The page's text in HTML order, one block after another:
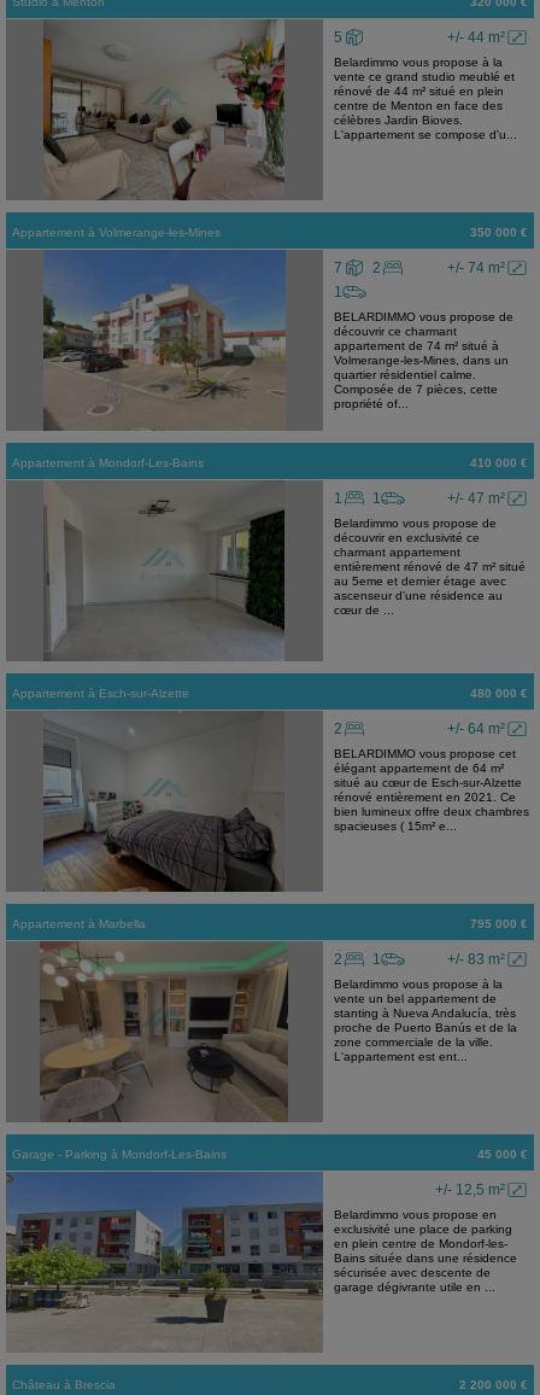
+/- 44 m²
5
Belardimmo vous propose à la
vente ce grand studio meublé et
rénové de 44 m² situé en plein
centre de Menton en face des
célèbres Jardin Bioves.
L'appartement se compose d'u...
Appartement à Volmerange-les-Mines 350 000 €
+/- 74 m²
7
2
1
BELARDIMMO vous propose de
découvrir ce charmant
appartement de 74 m² situé à
Volmerange-les-Mines, dans un
quartier résidentiel calme.
Composée de 7 pièces, cette
propriété of...
Appartement à Mondorf-Les-Bains 410 000 €
+/- 47 m²
1 1
Belardimmo vous propose de
découvrir en exclusivité ce
charmant appartement
entièrement rénové de 47 m² situé
au 5eme et dernier étage avec
ascenseur d'une résidence au
cœur de ...
Appartement à Esch-sur-Alzette 480 000 €
+/- 64 m²
2
BELARDIMMO vous propose cet
élégant appartement de 64 m²
situé au cœur de Esch-sur-Alzette
rénové entièrement en 2021. Ce
bien lumineux offre deux chambres
spacieuses ( 15m² e...
Appartement à Marbella 795 000 €
+/- 83 m²
2 1
Belardimmo vous propose à la
vente un bel appartement de
stanting à Nueva Andalucía, très
proche de Puerto Banús et de la
zone commerciale de la ville.
L'appartement est ent...
Garage - Parking à Mondorf-Les-Bains 45 000 €
+/- 12,5 m²
Belardimmo vous propose en
exclusivité une place de parking
en plein centre de Mondorf-les-
Bains située dans une résidence
sécurisée avec descente de
garage dégivrante utile en ...
Château à Brescia 2 200 000 €